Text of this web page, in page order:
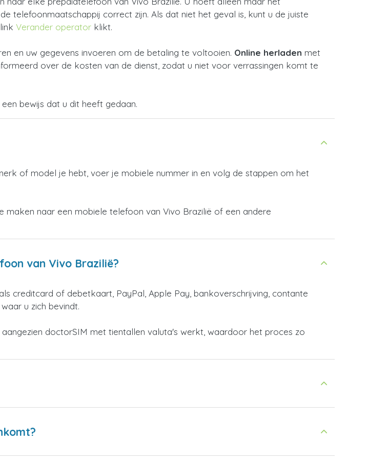
telefoonmaatschappij correct zijn. Als dat niet het geval is, kunt u de juiste
Verander operator klikt.
en uw gegevens invoeren om de betaling te voltooien. Online herladen met
over de kosten van de dienst, zodat u niet voor verrassingen komt te
bewijs dat u dit heeft gedaan.
of model je hebt, voer je mobiele nummer in en volg de stappen om het
naar een mobiele telefoon van Vivo Brazilië of een andere
van Vivo Brazilië?
creditcard of debetkaart, PayPal, Apple Pay, bankoverschrijving, contante
u zich bevindt.
doctorSIM met tientallen valuta's werkt, waardoor het proces zo